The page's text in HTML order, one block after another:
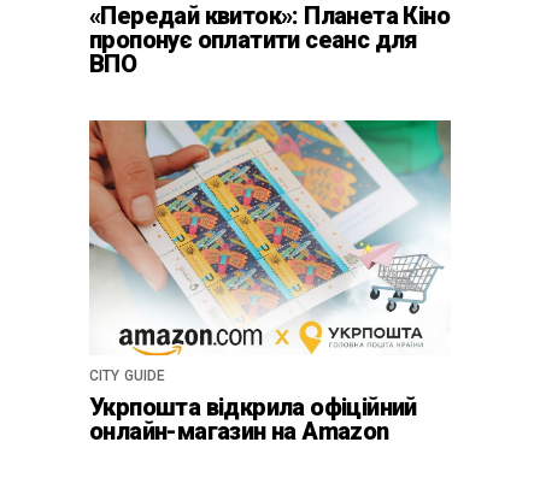
«Передай квиток»: Планета Кіно
пропонує оплатити сеанс для
ВПО
CITY GUIDE
Укрпошта відкрила офіційний
онлайн-магазин на Amazon